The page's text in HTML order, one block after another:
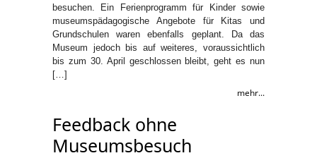
besuchen. Ein Ferienprogramm für Kinder sowie
museumspädagogische Angebote für Kitas und
Grundschulen waren ebenfalls geplant. Da das
Museum jedoch bis auf weiteres, voraussichtlich
bis zum 30. April geschlossen bleibt, geht es nun
[…]
mehr...
Feedback ohne
Museumsbesuch